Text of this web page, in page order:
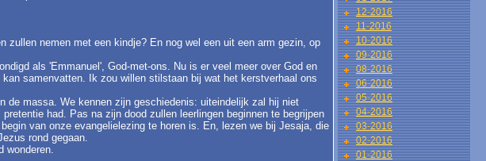
zullen nemen met een kindje? En nog wel een uit een arm gezin, op
als 'Emmanuel', God-met-ons. Nu is er veel meer over God en
samenvatten. Ik zou willen stilstaan bij wat het kerstverhaal ons
de massa. We kennen zijn geschiedenis: uiteindelijk zal hij niet
had. Pas na zijn dood zullen leerlingen beginnen te begrijpen
van onze evangelielezing te horen is. En, lezen we bij Jesaja, die
rond gegaan.
wonderen.
12-2016
11-2016
10-2016
09-2016
08-2016
06-2016
05-2016
04-2016
03-2016
02-2016
01-2016